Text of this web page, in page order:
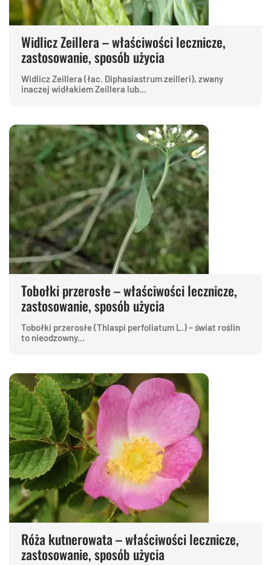
Widlicz Zeillera – właściwości lecznicze,
zastosowanie, sposób użycia
Widlicz Zeillera (łac. Diphasiastrum zeilleri), zwany
inaczej widłakiem Zeillera lub...
Tobołki przerosłe – właściwości lecznicze,
zastosowanie, sposób użycia
Tobołki przerosłe (Thlaspi perfoliatum L.) – świat roślin
to nieodzowny...
Róża kutnerowata – właściwości lecznicze,
zastosowanie, sposób użycia